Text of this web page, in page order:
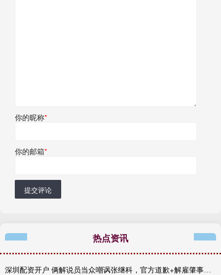
你的昵称*
你的邮箱*
提交评论
热点资讯
深圳配资开户 俩解说员当众嘲讽张继科，官方道歉+解雇肇事者，有些话不能乱说